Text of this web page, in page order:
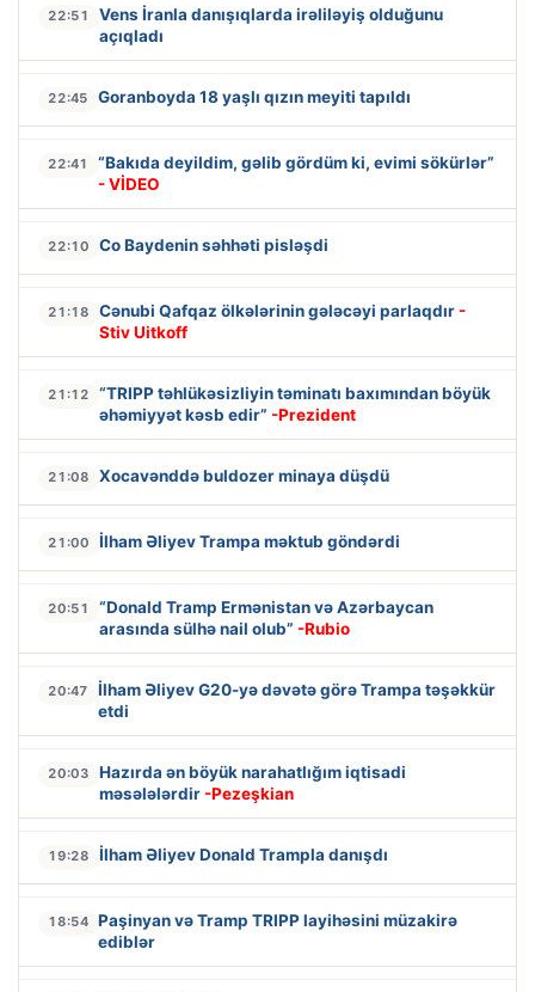
22:51
Vens İranla danışıqlarda irəliləyiş olduğunu
açıqladı
22:45 Goranboyda 18 yaşlı qızın meyiti tapıldı
22:41
“Bakıda deyildim, gəlib gördüm ki, evimi sökürlər”
- VİDEO
22:10 Co Baydenin səhhəti pisləşdi
21:18 Cənubi Qafqaz ölkələrinin gələcəyi parlaqdır -
Stiv Uitkoff
21:12
“TRIPP təhlükəsizliyin təminatı baxımından böyük
əhəmiyyət kəsb edir” -Prezident
21:08 Xocavənddə buldozer minaya düşdü
21:00 İlham Əliyev Trampa məktub göndərdi
20:51
“Donald Tramp Ermənistan və Azərbaycan
arasında sülhə nail olub” -Rubio
20:47
İlham Əliyev G20-yə dəvətə görə Trampa təşəkkür
etdi
20:03
Hazırda ən böyük narahatlığım iqtisadi
məsələlərdir -Pezeşkian
19:28 İlham Əliyev Donald Trampla danışdı
18:54 Paşinyan və Tramp TRIPP layihəsini müzakirə
ediblər